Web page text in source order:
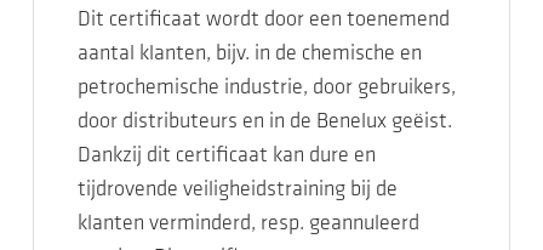
Dit certificaat wordt door een toenemend
aantal klanten, bijv. in de chemische en
petrochemische industrie, door gebruikers,
door distributeurs en in de Benelux geëist.
Dankzij dit certificaat kan dure en
tijdrovende veiligheidstraining bij de
klanten verminderd, resp. geannuleerd